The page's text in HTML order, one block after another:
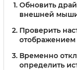
Обновить
внешней
Проверить
отображением
Временно
определить